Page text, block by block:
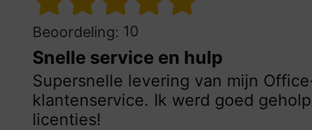
Beoordeling: 10
Snelle service en hulp
Supersnelle levering van mijn
klantenservice. Ik werd goed
licenties!